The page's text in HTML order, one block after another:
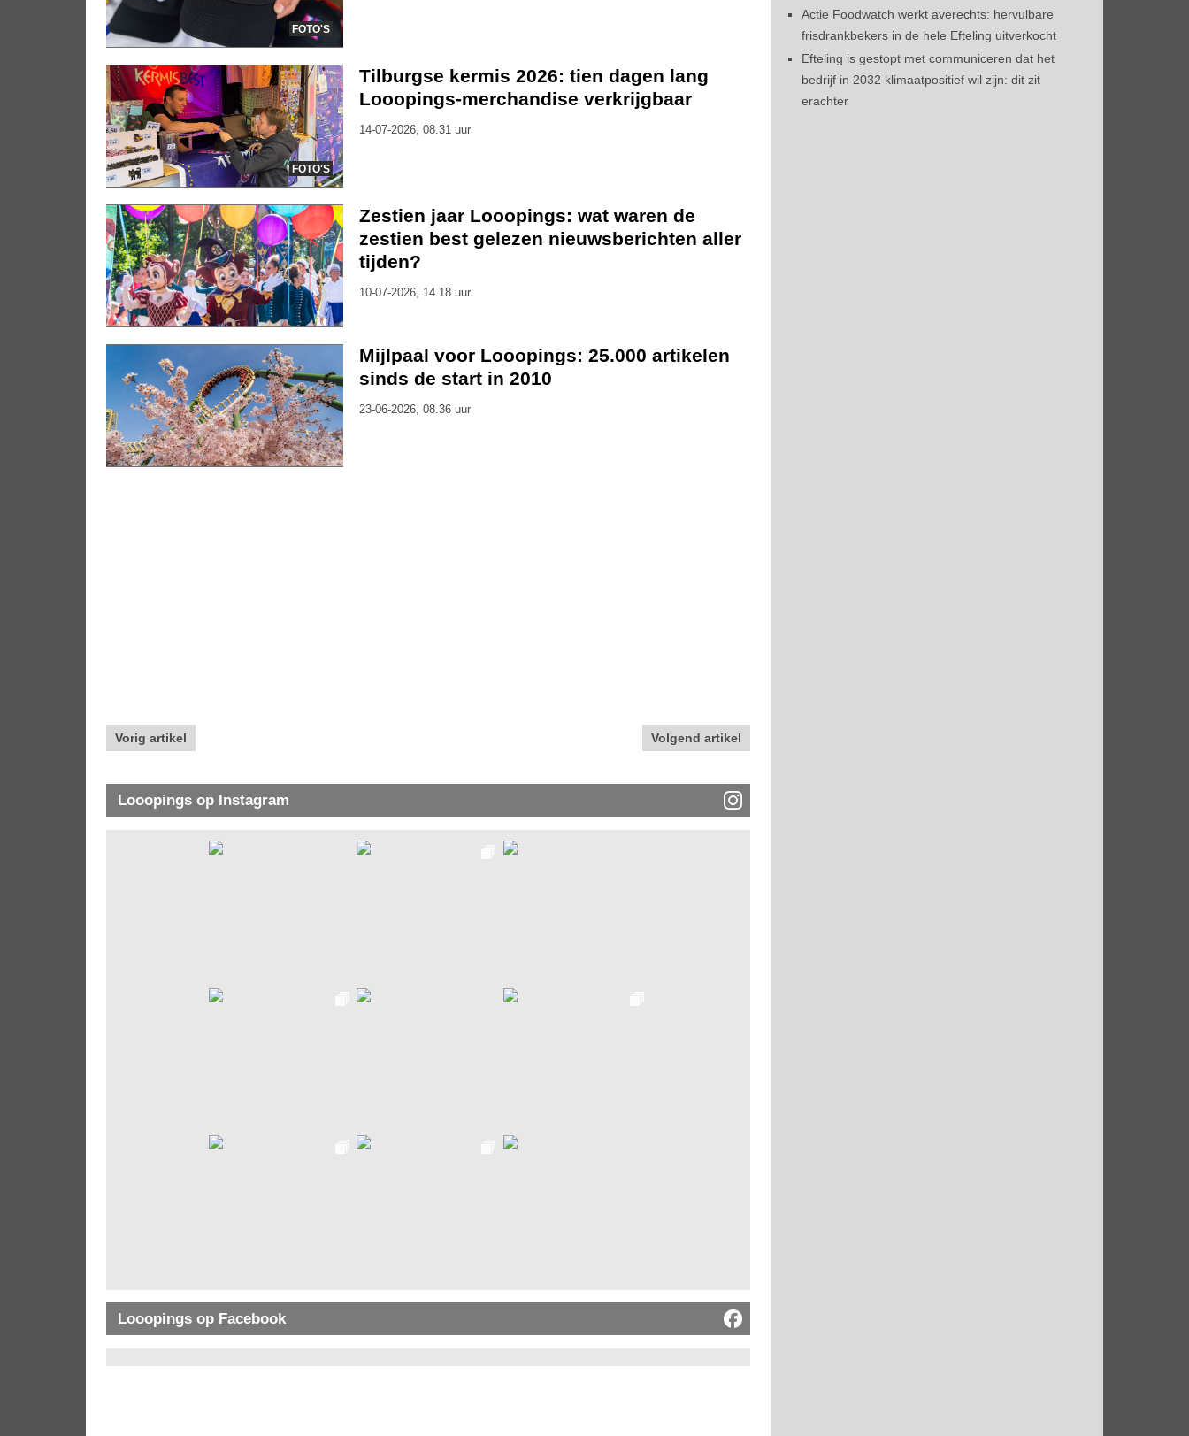
FOTO'S
FOTO'S
Tilburgse kermis 2026: tien dagen lang
Looopings-merchandise verkrijgbaar
14-07-2026, 08.31 uur
Zestien jaar Looopings: wat waren de
zestien best gelezen nieuwsberichten aller
tijden?
10-07-2026, 14.18 uur
Mijlpaal voor Looopings: 25.000 artikelen
sinds de start in 2010
23-06-2026, 08.36 uur
Vorig artikel Volgend artikel
Looopings op Instagram
Looopings op Facebook
Actie Foodwatch werkt averechts: hervulbare
frisdrankbekers in de hele Efteling uitverkocht
Efteling is gestopt met communiceren dat het
bedrijf in 2032 klimaatpositief wil zijn: dit zit
erachter